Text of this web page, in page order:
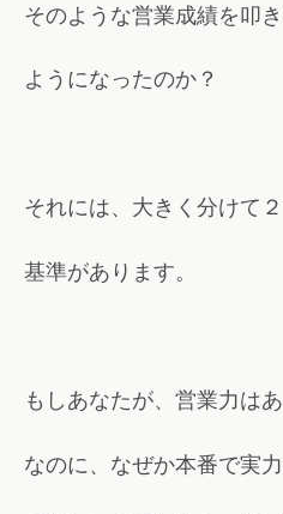
そのような営業成績を叩
ようになったのか？
それには、大きく分けて
基準があります。
もしあなたが、営業力は
なのに、なぜか本番で実